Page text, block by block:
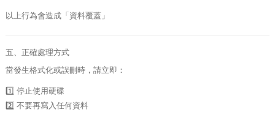
以上行為會造成「資料覆蓋」
五、正確處理方式
當發生格式化或誤刪時，請立即：
1️⃣ 停止使用硬碟
2️⃣ 不要再寫入任何資料